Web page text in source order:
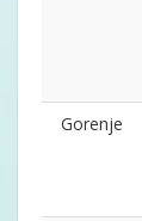
Gorenje